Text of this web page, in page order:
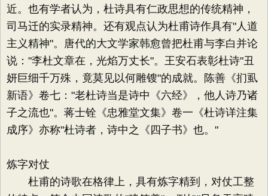
近。也有学者认为，杜诗具有仁政思想的传统精神，
司马迁的实录精神。还有观点认为杜甫诗作具有"人道
主义精神"。唐代的大文学家韩愈曾把杜甫与李白并论
说："李杜文章在，光焰万丈长"。王安石表彰杜诗"丑
妍巨细千万殊，竟莫见以何雕锼"的成就。陈善《扪虱
新语》卷七："老杜诗当是诗中《六经》，他人诗乃诸
子之流也"。蒋士铨《忠雅堂文集》卷一《杜诗详注集
成序》亦称"杜诗者，诗中之《四子书》也。"
炼字对仗
杜甫的诗歌在格律上，具有炼字精到，对仗工整